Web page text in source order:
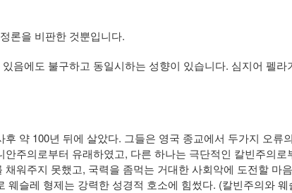
론을 비판한 것뿐입니다.
음에도 불구하고 동일시하는 성향이 있습니다. 심지어 펠라
약 100년 뒤에 살았다. 그들은 영국 종교에서 두가지 오류
주의로부터 유래하였고, 다른 하나는 극단적인 칼빈주의로
워주지 못했고, 국력을 좀먹는 거대한 사회악에 도전할 마
웨슬레 형제는 강력한 성경적 호소에 힘썼다. (칼빈주의와 웨